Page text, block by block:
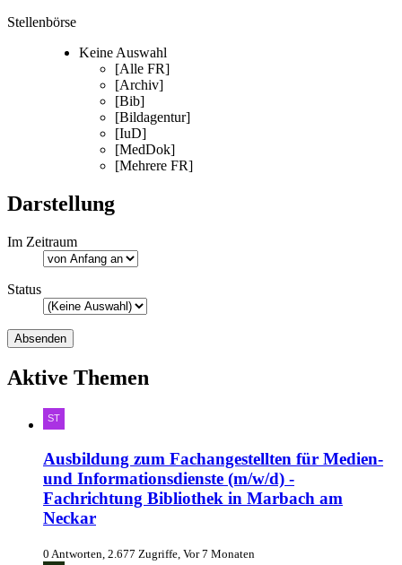
Stellenbörse
Keine Auswahl
[Alle FR]
[Archiv]
[Bib]
[Bildagentur]
[IuD]
[MedDok]
[Mehrere FR]
Darstellung
Im Zeitraum
Status
Aktive Themen
Ausbildung zum Fachangestellten für Medien-
und Informationsdienste (m/w/d) -
Fachrichtung Bibliothek in Marbach am
Neckar
0 Antworten, 2.677 Zugriffe, Vor 7 Monaten